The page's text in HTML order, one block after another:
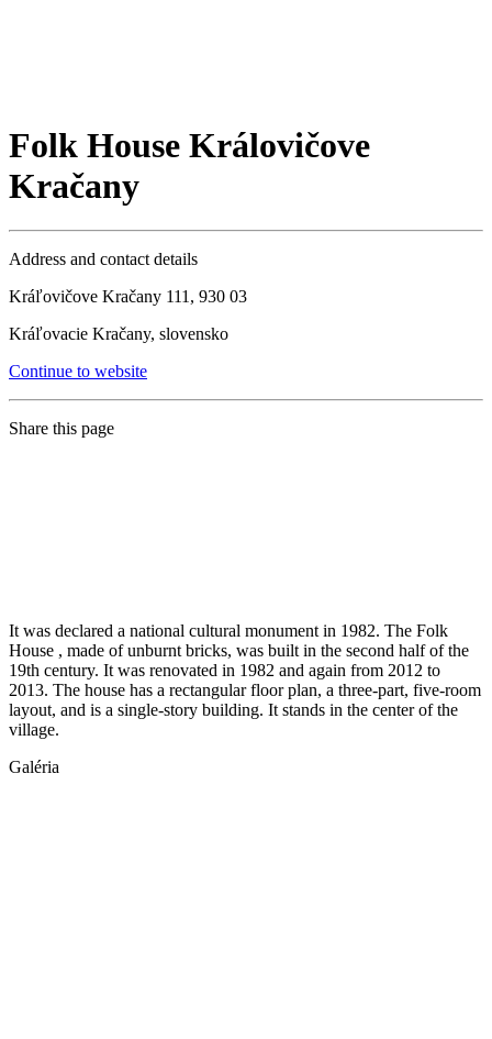
Folk House Královičove
Kračany
Address and contact details
Kráľovičove Kračany 111, 930 03
Kráľovacie Kračany, slovensko
Continue to website
Share this page
It was declared a national cultural monument in 1982. The Folk
House , made of unburnt bricks, was built in the second half of the
19th century. It was renovated in 1982 and again from 2012 to
2013. The house has a rectangular floor plan, a three-part, five-room
layout, and is a single-story building. It stands in the center of the
village.
Galéria